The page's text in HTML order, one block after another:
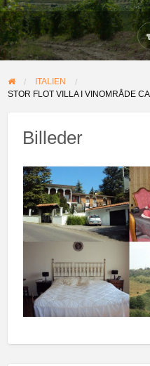
ITALIEN
STOR FLOT VILLA I VINOMRÅDE
Billeder